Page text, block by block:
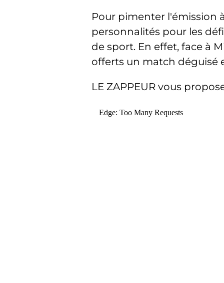
Pour pimenter l'émission
personnalités pour les
de sport. En effet, face à
offerts un match déguisé
LE ZAPPEUR vous